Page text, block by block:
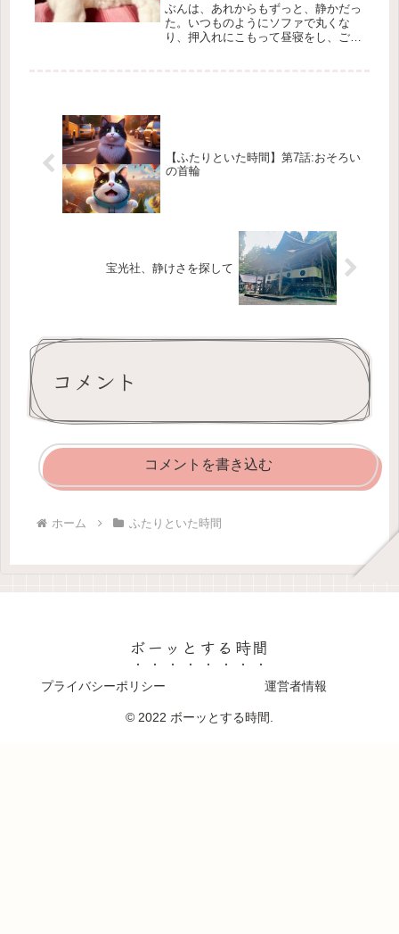
ぶんは、あれからもずっと、静かだっ
た。いつものようにソファで丸くな
り、押入れにこもって昼寝をし、ごは
【ふたりといた時間】第7話:おそろい
の首輪
宝光社、静けさを探して
コメント
コメントを書き込む
ホーム ふたりといた時間
ボーッとする時間
プライバシーポリシー 運営者情報
© 2022 ボーッとする時間.